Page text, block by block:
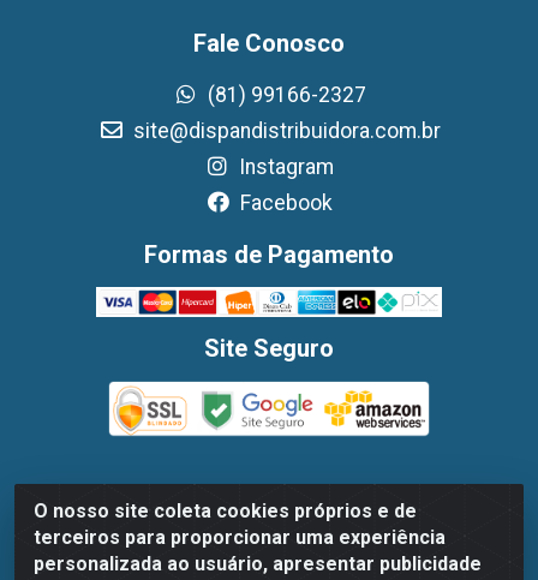
O nosso site coleta cookies próprios e de
terceiros para proporcionar uma experiência
personalizada ao usuário, apresentar publicidade
Fale Conosco
(81) 99166-2327
site@dispandistribuidora.com.br
Instagram
Facebook
Formas de Pagamento
Site Seguro
Dispan Distribuidora de Alimentos LTDA - Avenida
Marechal Mascarenhas De Moraes, 1048- Imbiribeira,